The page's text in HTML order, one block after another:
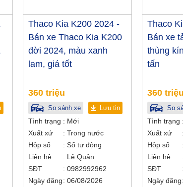
Thaco Kia K200 2024 -
Bán xe Thaco Kia K200
đời 2024, màu xanh
lam, giá tốt
360 triệu
So sánh xe Lưu tin
Tình trạng
Mới
Xuất xứ
Trong nước
Hộp số
Số tự động
Liên hệ
Lê Quân
SĐT
0982992962
Ngày đăng
06/08/2026
Thaco
Bán xe
thùng
tấn
360 triệu
So
Tình trạng
Xuất xứ
Hộp số
Liên hệ
SĐT
Ngày đăng